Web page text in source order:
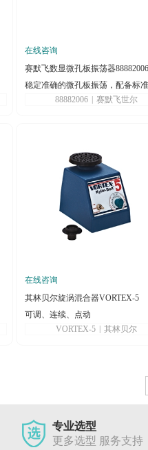
在线咨询
赛默飞数显微孔板振荡器88882006
稳定准确的微孔板振荡，配备标
容 量平台 – 最多可同时振荡多达
88882006 赛默飞世尔
在线咨询
其林贝尔旋涡混合器VORTEX-5
可调、连续、点动
VORTEX-5
其林贝尔
专业选型
更多选型 服务支持